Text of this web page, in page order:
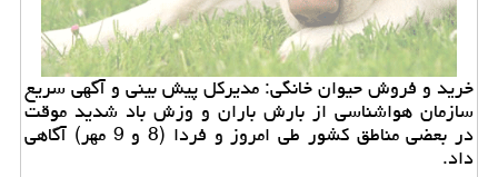
خرید و فروش حیوان خانگی: مدیركل پیش بینی و آگهی سریع
سازمان هواشناسی از بارش باران و وزش باد شدید موقت
در بعضی مناطق كشور طی امروز و فردا (8 و 9 مهر) آگاهی
داد.